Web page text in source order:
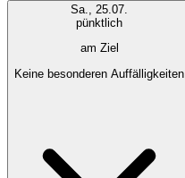
Sa., 25.07.
pünktlich
am Ziel
Keine besonderen Auffälligkeiten